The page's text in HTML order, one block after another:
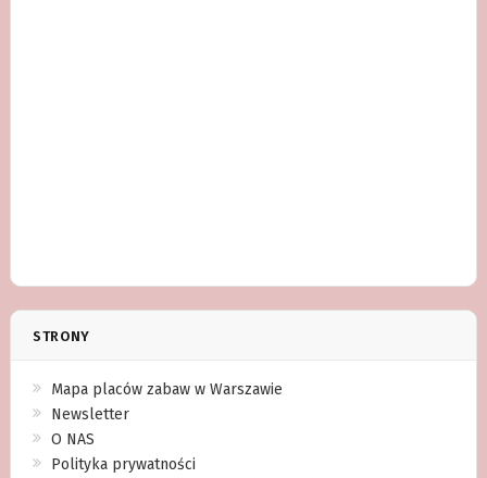
STRONY
Mapa placów zabaw w Warszawie
Newsletter
O NAS
Polityka prywatności